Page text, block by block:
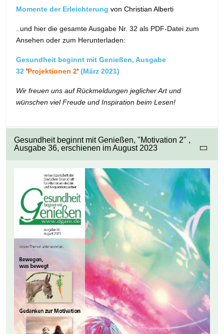
Momente der Erleichterung von Christian Alberti
..und hier die gesamte Ausgabe Nr. 32 als PDF-Datei zum
Ansehen oder zum Herunterladen:
Gesundheit beginnt mit Genießen, Ausgabe
32 'Projektionen 2' (März 2021)
Wir freuen uns auf Rückmeldungen jeglicher Art und
wünschen viel Freude und Inspiration beim Lesen!
Gesundheit beginnt mit Genießen, "Motivation 2" ,
Ausgabe 36, erschienen im August 2023